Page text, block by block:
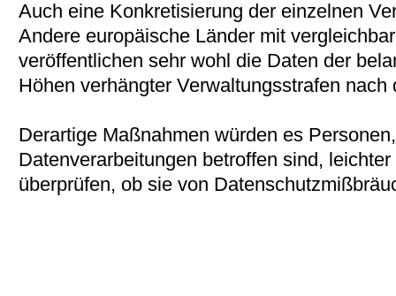
Auch eine Konkretisierung der einzelnen
Andere europäische Länder mit
veröffentlichen sehr wohl die Daten der
Höhen verhängter Verwaltungsstrafen
Derartige Maßnahmen würden es
Datenverarbeitungen betroffen sind,
überprüfen, ob sie von